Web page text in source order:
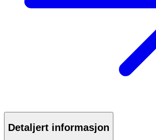
Detaljert informasjon